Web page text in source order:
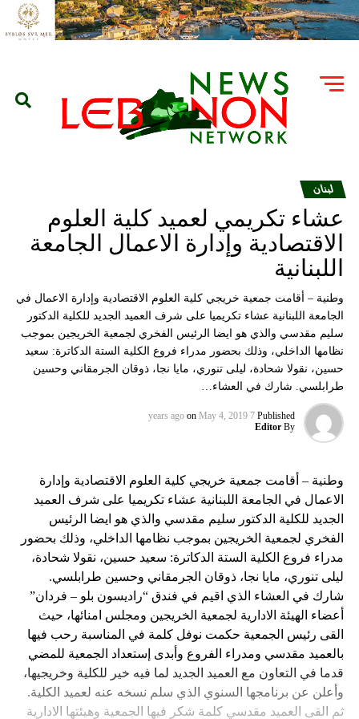
لبنان
عشاء تكريمي لعميد كلية العلوم
الاقتصادية وإدارة الاعمال الجامعة
اللبنانية
وطنية – أقامت جمعية خريجي كلية العلوم الاقتصادية وإدارة الاعمال في
الجامعة اللبنانية عشاء تكريميا على شرف العميد الجديد للكلية الدكتور
سليم مقدسي والذي هو ايضا الرئيس الفخري لجمعية الخريجين بموجب
نظامها الداخلي، وذلك بحضور مدراء فروع الكلية الستة الدكاترة: سعيد
حسين، نقولا شحادة، ليلى تنوري، مايا نجا، ذوقان الجرمقاني وحسين
طرابلسي. شارك في العشاء…
Published
7 years ago
on May 4, 2019
By
Editor
وطنية – أقامت جمعية خريجي كلية العلوم الاقتصادية وإدارة
الاعمال في الجامعة اللبنانية عشاء تكريميا على شرف العميد
الجديد للكلية الدكتور سليم مقدسي والذي هو ايضا الرئيس
الفخري لجمعية الخريجين بموجب نظامها الداخلي، وذلك بحضور
مدراء فروع الكلية الستة الدكاترة: سعيد حسين، نقولا شحادة،
ليلى تنوري، مايا نجا، ذوقان الجرمقاني وحسين طرابلسي.
شارك في العشاء الذي اقيم في فندق “راديسون بلو – فردان”
أعضاء الهيئة الادارية لجمعية الخريجين ومجلس امنائها، حيث
القى رئيس الجمعية حكمت نوفل كلمة في المناسبة رحب فيها
بالعميد مقدسي ومدراء الفروع وأبدى إستعداد الجمعية للمضي
قدما في التعاون مع العميد الجديد لما فيه خير للكلية وخريجيها،
وأعلن عن برنامجها السنوي الذي سلم نسخه عنه لعميد الكلية.
ثم القى العميد مقدسي كلمة شكر فيها الجمعية وهيئتها الادارية